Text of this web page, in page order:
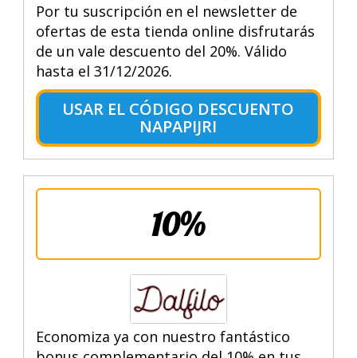
Por tu suscripción en el newsletter de
ofertas de esta tienda online disfrutarás
de un vale descuento del 20%. Válido
hasta el 31/12/2026.
USAR EL CÓDIGO DESCUENTO
NAPAPIJRI
10%
Economiza ya con nuestro fantástico